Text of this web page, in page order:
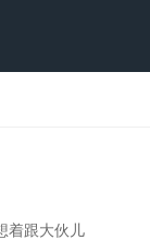
着跟大伙儿